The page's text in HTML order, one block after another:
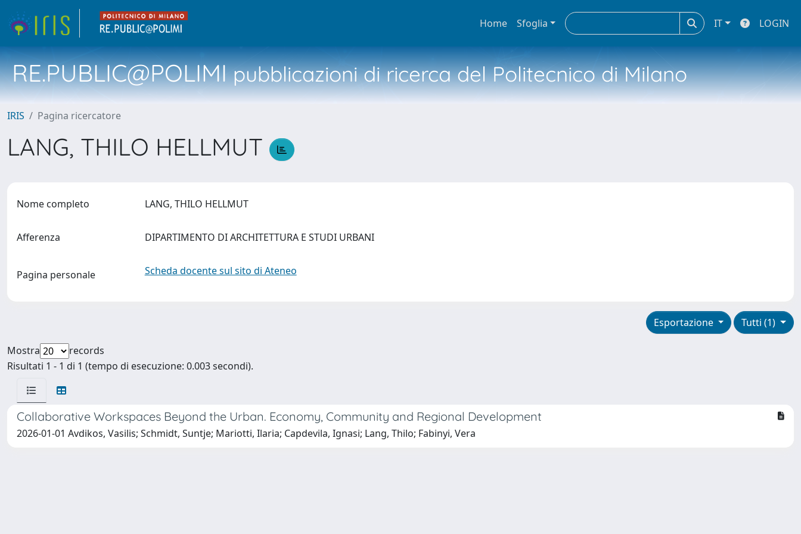
Home Sfoglia IT LOGIN
RE.PUBLIC@POLIMIpubblicazioni di ricerca del Politecnico di Milano
IRIS Pagina ricercatore
LANG, THILO HELLMUT
Nome completo LANG, THILO HELLMUT
Afferenza DIPARTIMENTO DI ARCHITETTURA E STUDI URBANI
Pagina personale Scheda docente sul sito di Ateneo
Tutti (1)
Esportazione
Mostra
records
Risultati 1 - 1 di 1 (tempo di esecuzione: 0.003 secondi).
Collaborative Workspaces Beyond the Urban. Economy, Community and Regional Development
2026-01-01 Avdikos, Vasilis; Schmidt, Suntje; Mariotti, Ilaria; Capdevila, Ignasi; Lang, Thilo; Fabinyi, Vera